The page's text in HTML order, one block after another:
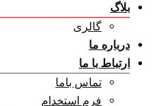
بلاگ
گالری
درباره ما
ارتباط با ما
تماس باما
فرم استخدام